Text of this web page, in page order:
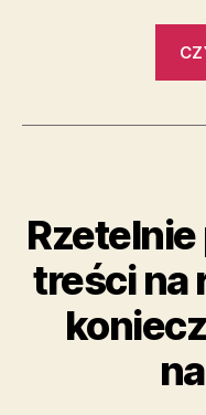
treści na